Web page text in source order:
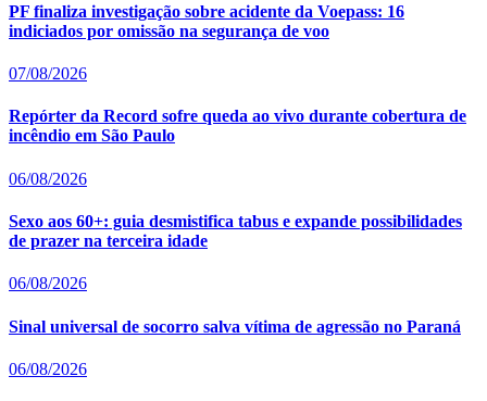
PF finaliza investigação sobre acidente da Voepass: 16
indiciados por omissão na segurança de voo
07/08/2026
Repórter da Record sofre queda ao vivo durante cobertura de
incêndio em São Paulo
06/08/2026
Sexo aos 60+: guia desmistifica tabus e expande possibilidades
de prazer na terceira idade
06/08/2026
Sinal universal de socorro salva vítima de agressão no Paraná
06/08/2026